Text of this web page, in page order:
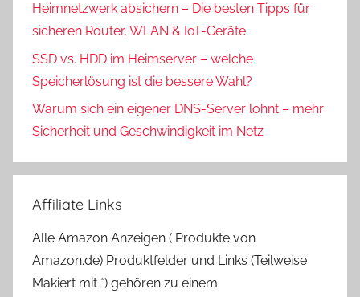
Heimnetzwerk absichern – Die besten Tipps für
sicheren Router, WLAN & IoT-Geräte
SSD vs. HDD im Heimserver – welche
Speicherlösung ist die bessere Wahl?
Warum sich ein eigener DNS-Server lohnt – mehr
Sicherheit und Geschwindigkeit im Netz
Affiliate Links
Alle Amazon Anzeigen ( Produkte von
Amazon.de) Produktfelder und Links (Teilweise
Makiert mit *) gehören zu einem